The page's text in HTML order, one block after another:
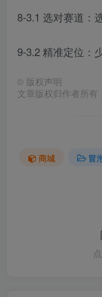
8-3.1 选对赛道：
9-3.2 精准定位：
© 版权声明
文章版权归作者所有
商城 冒